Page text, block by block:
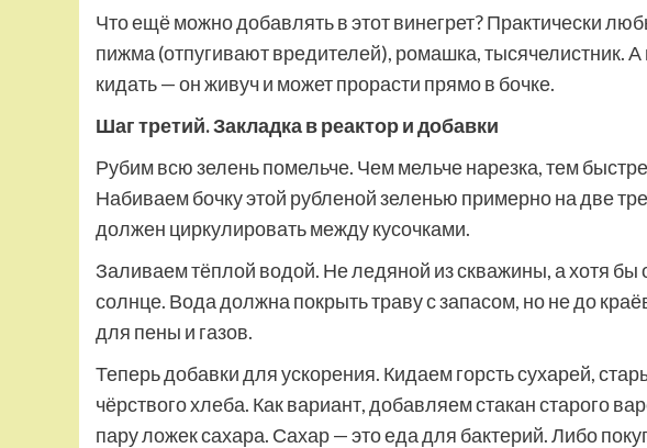
Что ещё можно добавлять в этот винегрет? Практически
пижма (отпугивают вредителей), ромашка, тысячелистник.
кидать — он живуч и может прорасти прямо в бочке.
Шаг третий. Закладка в реактор и добавки
Рубим всю зелень помельче. Чем мельче нарезка, тем
Набиваем бочку этой рубленой зеленью примерно на две
должен циркулировать между кусочками.
Заливаем тёплой водой. Не ледяной из скважины, а хотя бы
солнце. Вода должна покрыть траву с запасом, но не до
для пены и газов.
Теперь добавки для ускорения. Кидаем горсть сухарей,
чёрствого хлеба. Как вариант, добавляем стакан старого
пару ложек сахара. Сахар — это еда для бактерий. Либо